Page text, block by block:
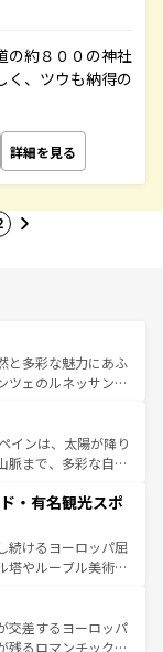
の約８００の神社
く、ツウも納得の
詳細を見る
と多彩な魅力にあふ
ツェのルネッサンス
マルフィ海岸の絶
の合間には、本場の
理を堪能することも
い旅をしてみよう！
インは、太陽が降り
脈まで、多彩な自然
ラメンコ、熱気あふ
の一部となってい
気や、バルセロナの
代ローマ遺跡や中世
スペインはその個
する。 なお、新着のスペイン情報は コ
・有名観光スポ
続けるヨーロッパ屈
塔やルーブル美術館
宮殿、歴史的な大
然が、訪れる者を心
の国としても知ら
交差するヨーロッパ
残るロマンチック街